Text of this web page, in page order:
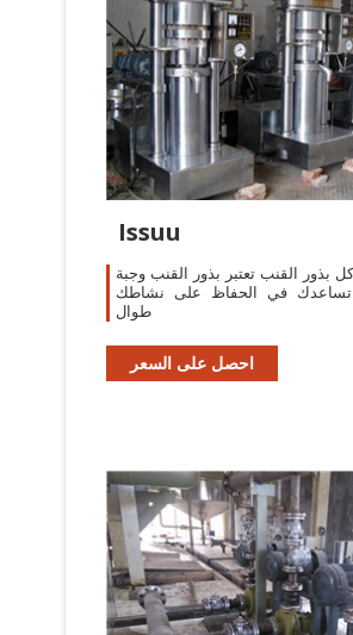
Issuu
‫طريقة التحضير‬ ‫أكل بذور القنب‬ ‫تعتبر بذور القنب وجبة
خفيفة وصغيرة‬ ‫تساعدك في الحفاظ على نشاطك
طوال
احصل على السعر